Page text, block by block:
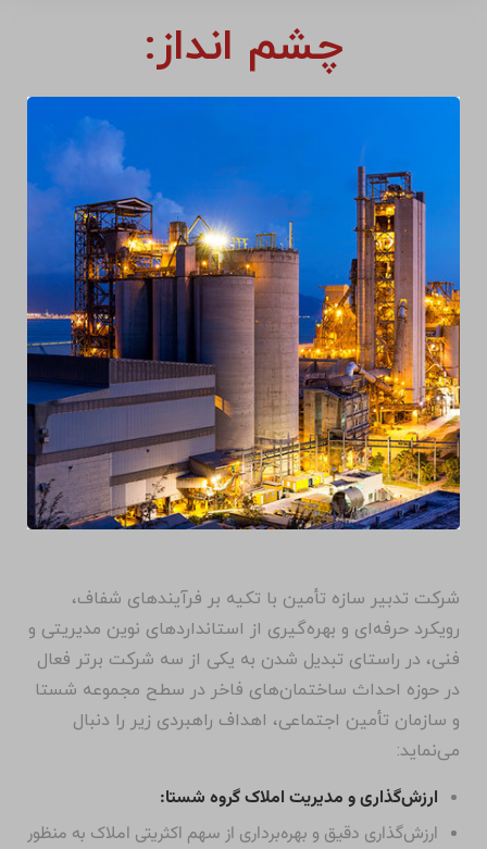
چشم انداز:
شرکت تدبیر سازه تأمین با تکیه بر فرآیندهای شفاف،
رویکرد حرفه‌ای و بهره‌گیری از استانداردهای نوین مدیریتی و
فنی، در راستای تبدیل شدن به یکی از سه شرکت برتر فعال
در حوزه احداث ساختمان‌های فاخر در سطح مجموعه شستا
و سازمان تأمین اجتماعی، اهداف راهبردی زیر را دنبال
می‌نماید:
ارزش‌گذاری و مدیریت املاک گروه شستا:
ارزش‌گذاری دقیق و بهره‌برداری از سهم اکثریتی املاک به منظور